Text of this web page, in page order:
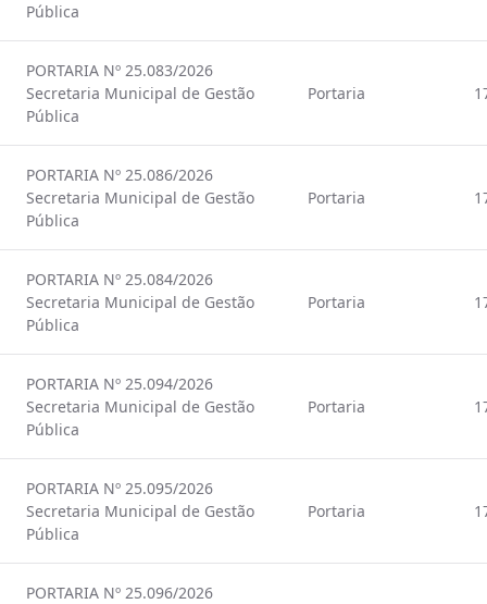
Pública
PORTARIA Nº 25.083/2026
Secretaria Municipal de Gestão
Pública
Portaria
PORTARIA Nº 25.086/2026
Secretaria Municipal de Gestão
Pública
Portaria
PORTARIA Nº 25.084/2026
Secretaria Municipal de Gestão
Pública
Portaria
PORTARIA Nº 25.094/2026
Secretaria Municipal de Gestão
Pública
Portaria
PORTARIA Nº 25.095/2026
Secretaria Municipal de Gestão
Pública
Portaria
PORTARIA Nº 25.096/2026